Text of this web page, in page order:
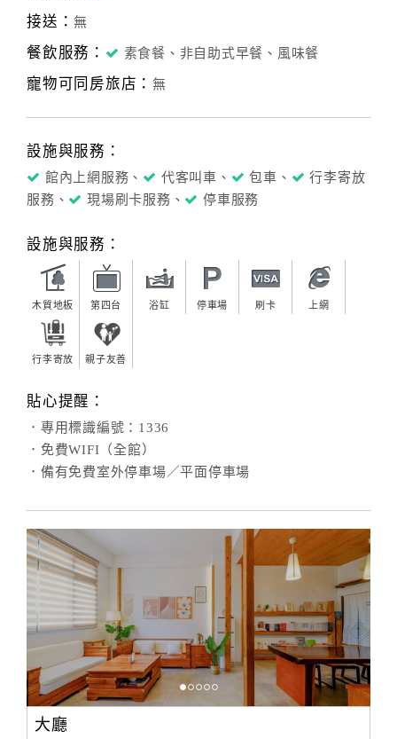
接送：無
餐飲服務： 素食餐、非自助式早餐、風味餐
寵物可同房旅店： 無
設施與服務：
館內上網服務、 代客叫車、 包車、
行李寄放
服務、
現場刷卡服務、 停車服務
設施與服務：
木質地板 第四台 浴缸 停車場 刷卡 上網
行李寄放 親子友善
貼心提醒：
．專用標識編號：1336
．免費WIFI（全館）
．備有免費室外停車場／平面停車場
大廳